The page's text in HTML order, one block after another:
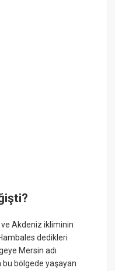
Akdeniz ikliminin
dedikleri
Mersin adı
bu bölgede yaşayan